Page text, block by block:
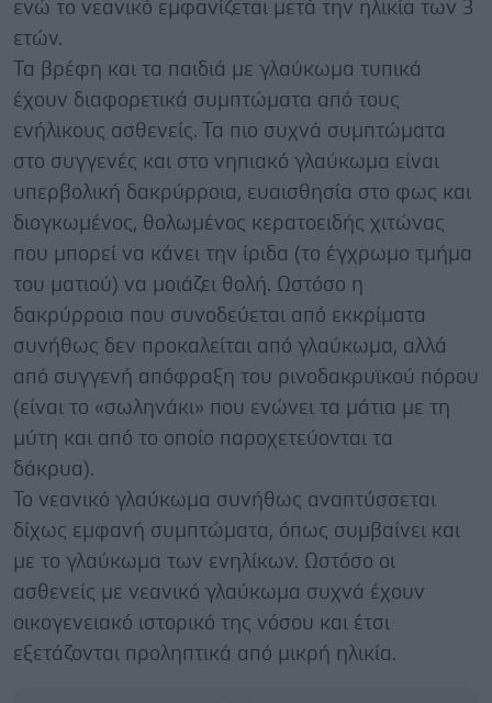
ενώ το νεανικό εμφανίζεται μετά την ηλικία των 3
ετών.
Τα βρέφη και τα παιδιά με γλαύκωμα τυπικά
έχουν διαφορετικά συμπτώματα από τους
ενήλικους ασθενείς. Τα πιο συχνά συμπτώματα
στο συγγενές και στο νηπιακό γλαύκωμα είναι
υπερβολική δακρύρροια, ευαισθησία στο φως και
διογκωμένος, θολωμένος κερατοειδής χιτώνας
που μπορεί να κάνει την ίριδα (το έγχρωμο τμήμα
του ματιού) να μοιάζει θολή. Ωστόσο η
δακρύρροια που συνοδεύεται από εκκρίματα
συνήθως δεν προκαλείται από γλαύκωμα, αλλά
από συγγενή απόφραξη του ρινοδακρυϊκού πόρου
(είναι το «σωληνάκι» που ενώνει τα μάτια με τη
μύτη και από το οποίο παροχετεύονται τα
δάκρυα).
Το νεανικό γλαύκωμα συνήθως αναπτύσσεται
δίχως εμφανή συμπτώματα, όπως συμβαίνει και
με το γλαύκωμα των ενηλίκων. Ωστόσο οι
ασθενείς με νεανικό γλαύκωμα συχνά έχουν
οικογενειακό ιστορικό της νόσου και έτσι
εξετάζονται προληπτικά από μικρή ηλικία.